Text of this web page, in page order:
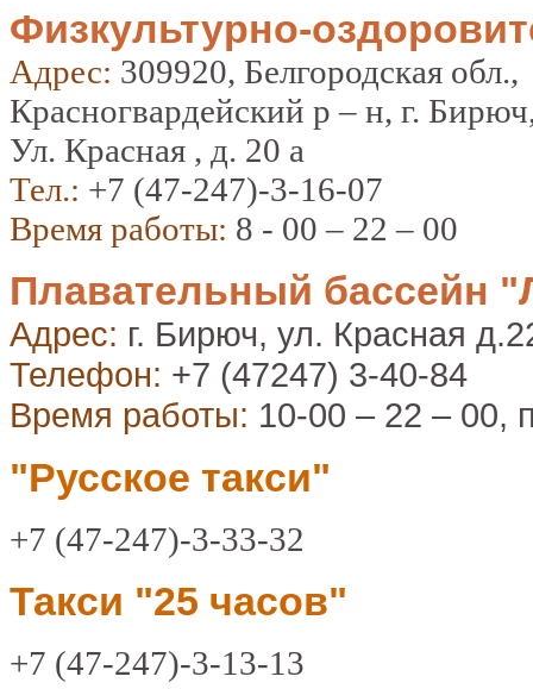
Физкультурно-
Адрес: 309920, Белгородская обл.,
Красногвардейский р – н, г.
Ул. Красная , д. 20 а
Тел.: +7 (47-247)-3-16-07
Время работы: 8 - 00 – 22 – 00
Плавательный бассейн
Адрес: г. Бирюч, ул. Красная
Телефон: +7 (47247) 3-40-84
Время работы: 10-00 – 22 – 00,
"Русское такси"
+7 (47-247)-3-33-32
Такси "25 часов"
+7 (47-247)-3-13-13